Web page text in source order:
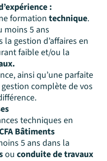
:
formation technique.
moins 5 ans
la gestion d’affaires en
faible et/ou la
ainsi qu’une parfaite
complète de vos
techniques en
Bâtiments
5 ans dans la
ou conduite de travaux